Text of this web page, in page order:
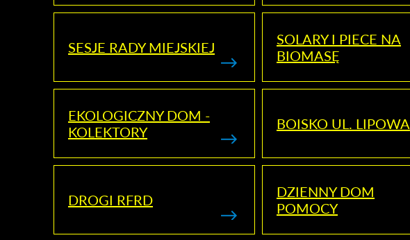
SESJE RADY MIEJSKIEJ
SOLARY I PIECE NA
BIOMASĘ
EKOLOGICZNY DOM -
KOLEKTORY
BOISKO UL. LIPOWA
DROGI RFRD
DZIENNY DOM
POMOCY